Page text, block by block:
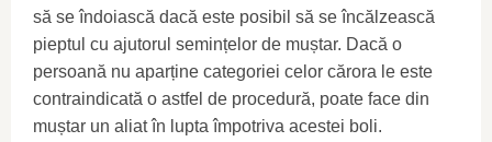
să se îndoiască dacă este posibil să se încălzească
pieptul cu ajutorul semințelor de muștar. Dacă o
persoană nu aparține categoriei celor cărora le este
contraindicată o astfel de procedură, poate face din
muștar un aliat în lupta împotriva acestei boli.